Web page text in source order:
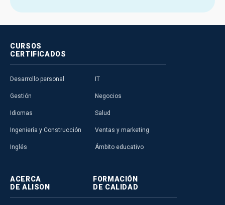
CURSOS
CERTIFICADOS
Desarrollo personal
Gestión
Idiomas
Ingeniería y Construcción
Inglés
IT
Negocios
Salud
Ventas y marketing
Ámbito educativo
ACERCA
DE ALISON
FORMACIÓN
DE CALIDAD